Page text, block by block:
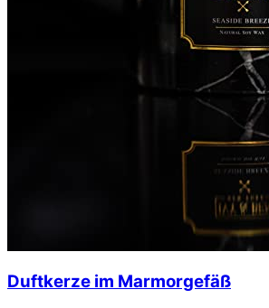
Duftkerze im Marmorgefäß